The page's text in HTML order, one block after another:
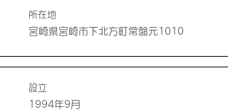
所在地
宮崎県宮崎市下北方町常盤元1010
設立
1994年9月